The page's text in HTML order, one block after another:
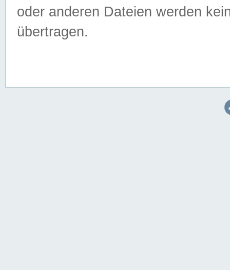
oder anderen Dateien werden
übertragen.